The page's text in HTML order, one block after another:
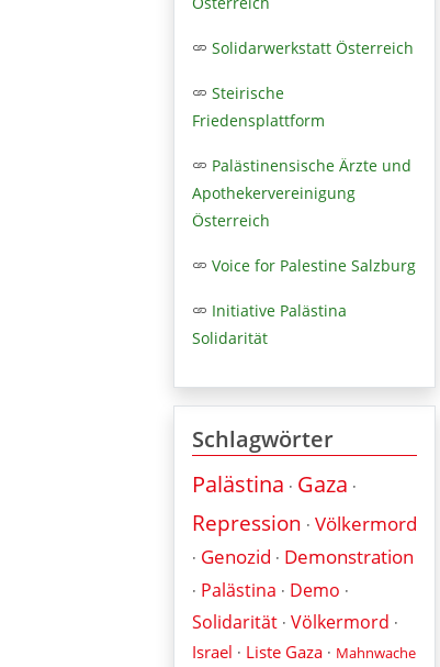
Solidarwerkstatt Österreich
Steirische
Friedensplattform
Palästinensische Ärzte und
Apothekervereinigung
Österreich
Voice for Palestine Salzburg
Initiative Palästina
Solidarität
Schlagwörter
Palästina · Gaza ·
Repression · Völkermord
· Genozid · Demonstration
· Palästina · Demo ·
Solidarität · Völkermord ·
Israel · Liste Gaza · Mahnwache